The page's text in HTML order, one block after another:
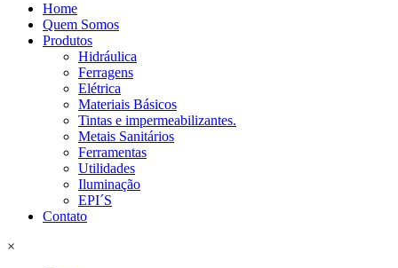
Home
Quem Somos
Produtos
Hidráulica
Ferragens
Elétrica
Materiais Básicos
Tintas e impermeabilizantes.
Metais Sanitários
Ferramentas
Utilidades
Iluminação
EPI´S
Contato
×